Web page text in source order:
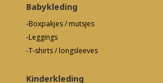
Babykleding
-Boxpakjes / mutsjes
-Leggings
-T-shirts / longsleeves
Kinderkleding